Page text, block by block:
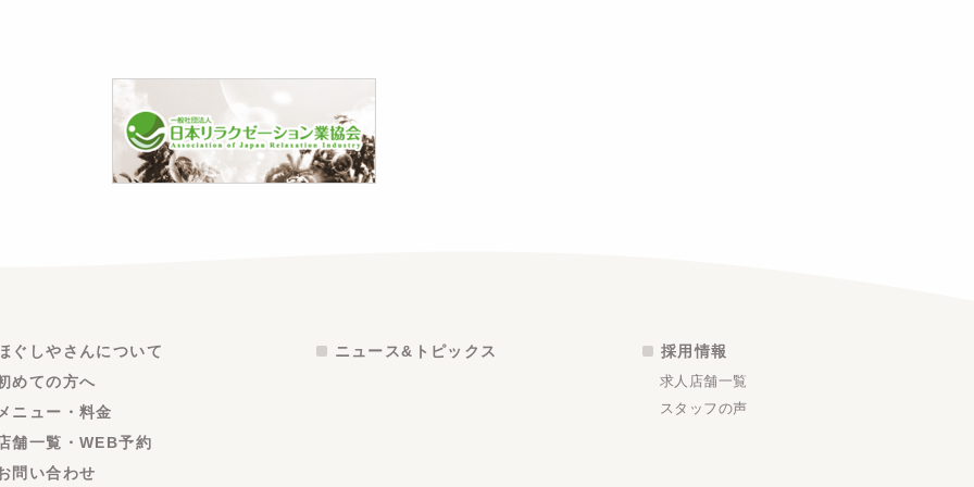
ぐしやさんについて
めての方へ
ニュー・料金
舗一覧・WEB予約
問い合わせ
ニュース&トピックス 採用情報
求人店舗一覧
スタッフの声